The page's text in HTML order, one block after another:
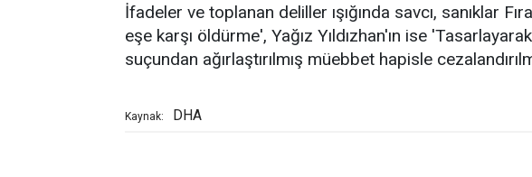
İfadeler ve toplanan deliller ışığında savcı, sanıklar
eşe karşı öldürme', Yağız Yıldızhan'ın ise
suçundan ağırlaştırılmış müebbet hapisle
Kaynak: DHA